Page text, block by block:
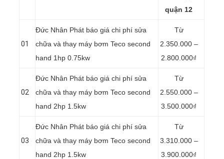
quận 12
01
Đức Nhân Phát báo giá chi phí sửa
chữa và thay máy bơm Teco second
hand 1hp 0.75kw
Từ
2.350.000 –
2.800.000₫
02
Đức Nhân Phát báo giá chi phí sửa
chữa và thay máy bơm Teco second
hand 2hp 1.5kw
Từ
2.550.000 –
3.500.000₫
03
Đức Nhân Phát báo giá chi phí sửa
chữa và thay máy bơm Teco second
hand 2hp 1.5kw
Từ
3.310.000 –
3.900.000₫